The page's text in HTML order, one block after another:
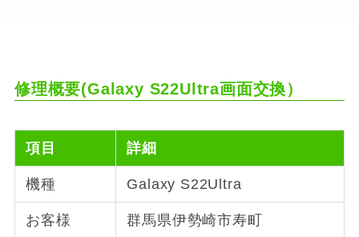
修理概要(Galaxy S22Ultra画面交換）
項目 詳細
機種 Galaxy S22Ultra
お客様 群馬県伊勢崎市寿町